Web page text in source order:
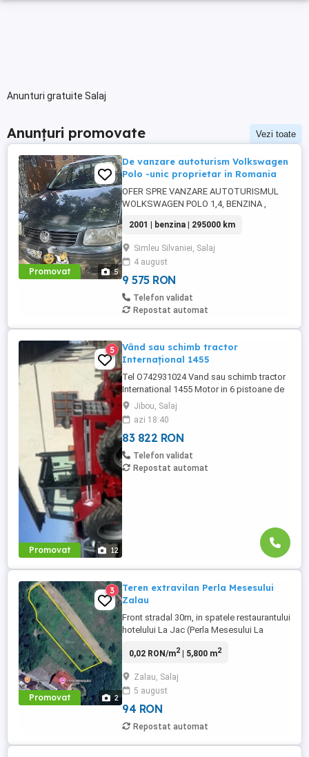
Anunturi gratuite Salaj
Anunțuri promovate Vezi toate
Promovat 5
De vanzare autoturism Volkswagen
Polo -unic proprietar in Romania
OFER SPRE VANZARE AUTOTURISMUL
WOLKSWAGEN POLO 1,4, BENZINA ,
CILINDRICA 1350, CU 4 USI SI STARE
IMPECABILA DE INTRETINERE SI
FUNCTIONARE. UNIC PROPRITAR IN
ROMANIA, INSCRISA IN ANUL 2007, AN
FABRICATIE 2001, ACHIZITIONATA DE LA
O D-NA DIN BULGARIA. MENTIONEZ ...
2001 | benzina | 295000 km
Simleu Silvaniei, Salaj
4 august
9 575 RON
Telefon validat
Repostat automat
Promovat 12
5
Vând sau schimb tractor
Internațional 1455
Tel O742931024 Vand sau schimb tractor
International 1455 Motor in 6 pistoane de
145 cai cu turbo Cilindru ajutător la ridicare
Tiranti față Cauciucuri in stare foarte buna
Tractorul se afla intr-o stare foarte buna,
fara defectiuni, toate reviziile au fost
facute si schimburi de consumabile, nu
necesita ...
Jibou, Salaj
azi 18:40
83 822 RON
Telefon validat
Repostat automat
Promovat 2
3
Teren extravilan Perla Mesesului
Zalau
Front stradal 30m, in spatele restaurantului
hotelului La Jac (Perla Mesesului La
0,02 RON/m2| 5,800 m2
Zalau, Salaj
5 august
94 RON
Repostat automat